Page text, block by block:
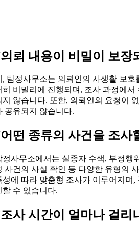
뢰 내용이 비밀이 보장
, 탐정사무소는 의뢰인의 사생활 보
히 비밀리에 진행되며, 조사 과정에
지 않습니다. 또한, 의뢰인의 요청이
공유되지 않습니다.
떤 종류의 사건을 조사
정사무소에서는 실종자 수색, 부정행
사건의 사실 확인 등 다양한 유형의
성에 따라 맞춤형 조사가 이루어지며
할 수 있습니다.
사 시간이 얼마나 걸리